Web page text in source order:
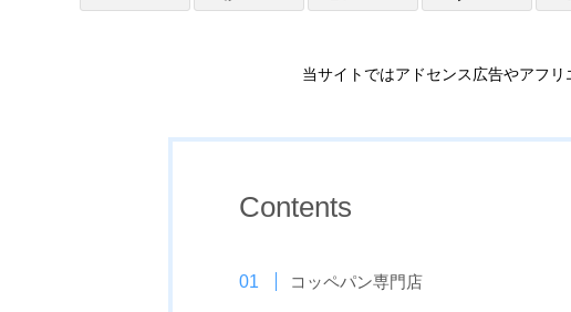
当サイトではアドセンス広告やアフリ
Contents
コッペパン専門店